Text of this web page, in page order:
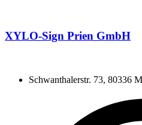
XYLO-Sign Prien GmbH
Schwanthalerstr. 73, 80336